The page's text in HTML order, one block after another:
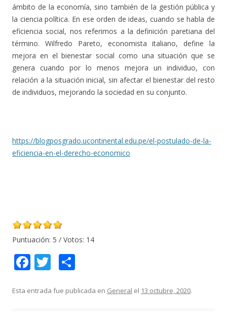
ámbito de la economía, sino también de la gestión pública y
la ciencia política. En ese orden de ideas, cuando se habla de
eficiencia social, nos referimos a la definición paretiana del
término. Wilfredo Pareto, economista italiano, define la
mejora en el bienestar social como una situación que se
genera cuando por lo menos mejora un individuo, con
relación a la situación inicial, sin afectar el bienestar del resto
de individuos, mejorando la sociedad en su conjunto.
https://blogposgrado.ucontinental.edu.pe/el-postulado-de-la-
eficiencia-en-el-derecho-economico
Puntuación: 5 / Votos: 14
F
e
T
itt m
Esta entrada fue publicada en General el 13 octubre, 2020.